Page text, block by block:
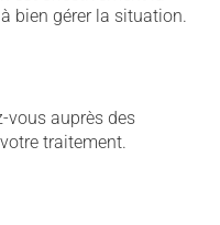
bien gérer la situation.
vous auprès des
traitement.